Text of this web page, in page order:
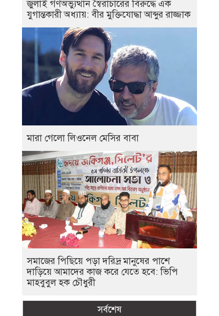
জুলাই গণঅভ্যুত্থান স্বৈরাচারের বিরুদ্ধে এক
যুগান্তকারী অধ্যায়: বীর মুক্তিযোদ্ধা আব্দুর রাজ্জাক
মারা গেলো লিওনেল মেসির বাবা
সমাজের পিছিয়ে পড়া দরিদ্র মানুষের পাশে
দাড়িয়ে আমাদের কাজ করে যেতে হবে: ভিপি
মাহবুবুল হক চৌধুরী
সর্বশেষ